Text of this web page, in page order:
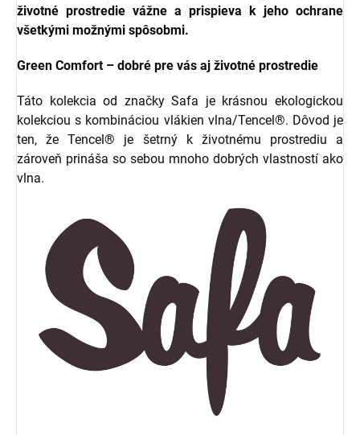
životné prostredie vážne a prispieva k jeho ochrane
všetkými možnými spôsobmi.
Green Comfort – dobré pre vás aj životné prostredie
Táto kolekcia od značky Safa je krásnou ekologickou
kolekciou s kombináciou vlákien vlna/Tencel®. Dôvod je
ten, že Tencel® je šetrný k životnému prostrediu a
zároveň prináša so sebou mnoho dobrých vlastností ako
vlna.